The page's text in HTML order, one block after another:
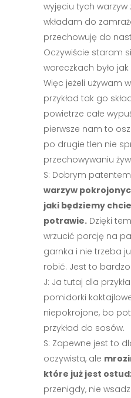
wyjęciu tych
wkładam do
przechowuję do
Oczywiście staram
woreczkach było
Więc jeżeli używam
przykład tak go
powietrze całe
pierwsze nam to
po drugie tlen nie
przechowywaniu
S: Dobrym
warzyw
jaki będziemy
potrawie. Dzięki
wrzucić porcję na
garnka i nie trzeba
robić. Jest to
J: Ja tutaj dla
pomidorki
niepokrojone, bo
przykład do sosów.
S: Zapewne jest to
oczywista, ale
które już jest
przenigdy, nie